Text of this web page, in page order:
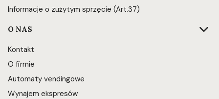
Informacje o zużytym sprzęcie (Art.37)
O NAS
Kontakt
O firmie
Automaty vendingowe
Wynajem ekspresów